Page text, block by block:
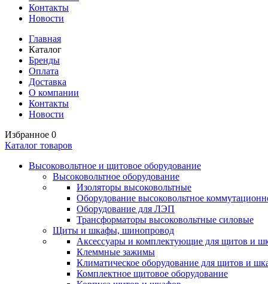
Контакты
Новости
Главная
Каталог
Бренды
Оплата
Доставка
О компании
Контакты
Новости
Избранное 0
Каталог товаров
Высоковольтное и щитовое оборудование
Высоковольтное оборудование
Изоляторы высоковольтные
Оборудование высоковольтное
Оборудование для ЛЭП
Трансформаторы высоковольтные силовые
Щиты и шкафы, шинопровод
Аксессуары и комплектующие для щитов и
Клеммные зажимы
Климатическое оборудование для щитов и
Комплектное щитовое оборудование